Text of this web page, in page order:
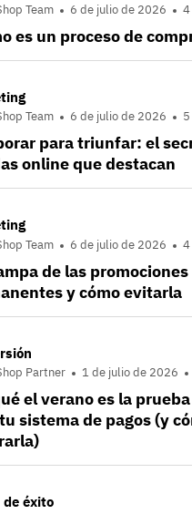
Team 6 de julio de 2026
es un proceso de
Team 6 de julio de 2026
para triunfar: el
online que destacan
Team 6 de julio de 2026
de las promociones
y cómo evitarla
Partner 1 de julio de 2026
el verano es la
sistema de pagos (y
de éxito